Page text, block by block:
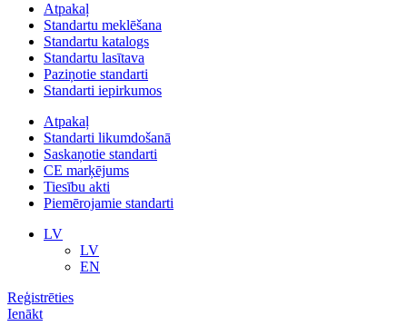
Atpakaļ
Standartu meklēšana
Standartu katalogs
Standartu lasītava
Paziņotie standarti
Standarti iepirkumos
Atpakaļ
Standarti likumdošanā
Saskaņotie standarti
CE marķējums
Tiesību akti
Piemērojamie standarti
LV
LV
EN
Reģistrēties
Ienākt